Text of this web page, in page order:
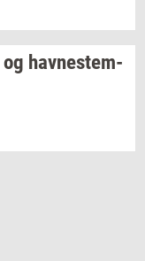
og hav­ne­stem­